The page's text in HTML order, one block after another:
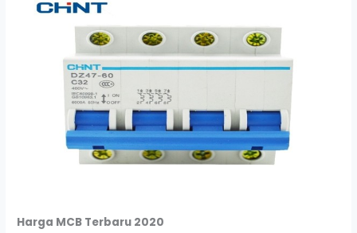
Harga MCB Terbaru 2020